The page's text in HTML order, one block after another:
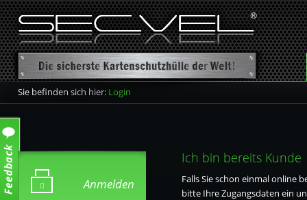
Sie befinden sich hier: Login
Anmelden
Ich bin bereits Kunde
Falls Sie schon einmal online
bitte Ihre Zugangsdaten ein